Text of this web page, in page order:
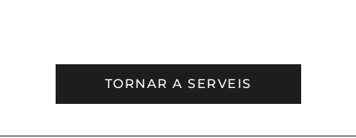
TORNAR A SERVEIS